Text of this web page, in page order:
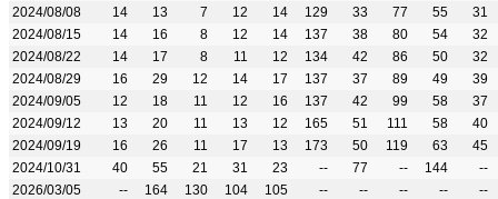
2024/08/08
14 13 7 12 14 129 33 77 55
31
2024/08/15
14 16 8 12 14 137 38 80 54
32
2024/08/22
14 17 8 11 12 134 42 86 50
32
2024/08/29
16 29 12 14 17 137 37 89 49
39
2024/09/05
12 18 11 12 16 137 42 99 58
37
2024/09/12
13 20 11 13 12 165 51 111 58
40
2024/09/19
16 26 11 17 13 173 50 119 63
45
2024/10/31
40 55 21 31 23 -- 77 -- 144
--
2026/03/05
-- 164 130 104 105 -- -- -- --
--